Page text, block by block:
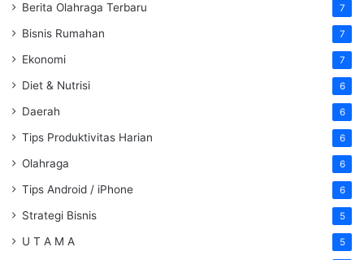
Berita Olahraga Terbaru 7
Bisnis Rumahan 7
Ekonomi 7
Diet & Nutrisi 6
Daerah 6
Tips Produktivitas Harian 6
Olahraga 6
Tips Android / iPhone 6
Strategi Bisnis 5
U T A M A 5